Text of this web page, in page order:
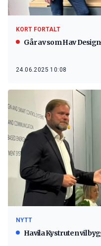
KORT FORTALT
Går av som Hav
24.06.2025 10:08
NYTT
Havila Kystruten vil